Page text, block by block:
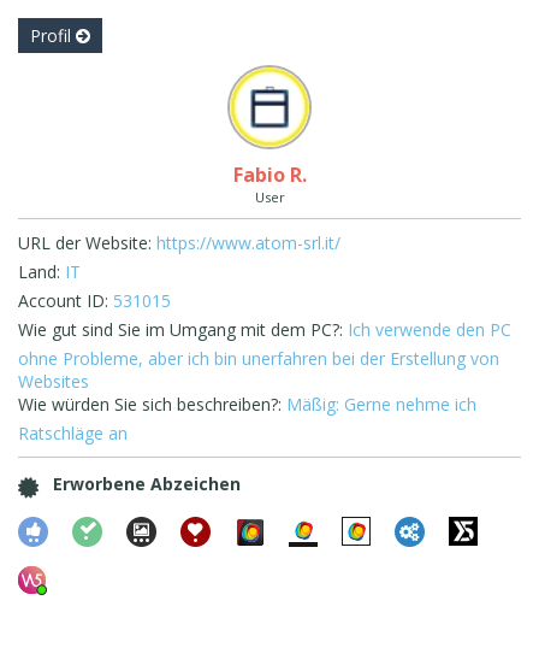
Profil
Fabio R.
User
URL der Website: https://www.atom-srl.it/
Land: IT
Account ID: 531015
Wie gut sind Sie im Umgang mit dem PC?: Ich verwende den PC
ohne Probleme, aber ich bin unerfahren bei der Erstellung von
Websites
Wie würden Sie sich beschreiben?: Mäßig: Gerne nehme ich
Ratschläge an
Erworbene Abzeichen